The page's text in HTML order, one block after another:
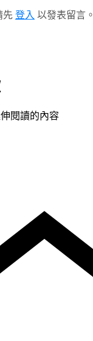
先 登入 以發表留言。
閱讀的內容